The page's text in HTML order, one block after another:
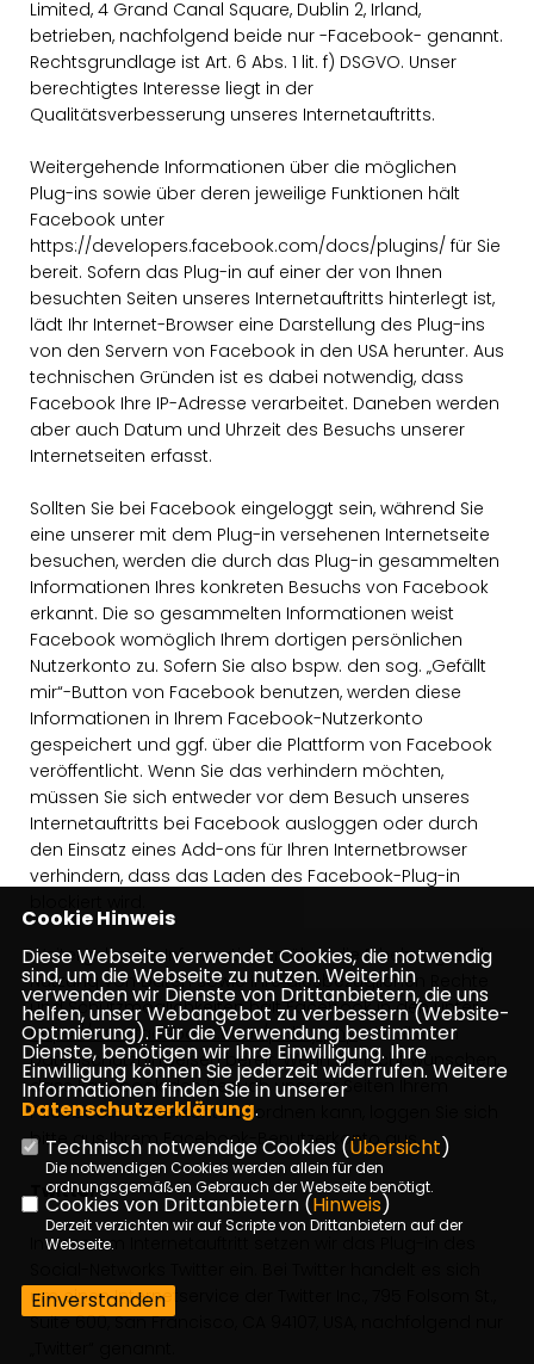
Limited, 4 Grand Canal Square, Dublin 2, Irland,
betrieben, nachfolgend beide nur -Facebook- genannt.
Rechtsgrundlage ist Art. 6 Abs. 1 lit. f) DSGVO. Unser
berechtigtes Interesse liegt in der
Qualitätsverbesserung unseres Internetauftritts.
Weitergehende Informationen über die möglichen
Plug-ins sowie über deren jeweilige Funktionen hält
Facebook unter
https://developers.facebook.com/docs/plugins/ für Sie
bereit. Sofern das Plug-in auf einer der von Ihnen
besuchten Seiten unseres Internetauftritts hinterlegt ist,
lädt Ihr Internet-Browser eine Darstellung des Plug-ins
von den Servern von Facebook in den USA herunter. Aus
technischen Gründen ist es dabei notwendig, dass
Facebook Ihre IP-Adresse verarbeitet. Daneben werden
aber auch Datum und Uhrzeit des Besuchs unserer
Internetseiten erfasst.
Sollten Sie bei Facebook eingeloggt sein, während Sie
eine unserer mit dem Plug-in versehenen Internetseite
besuchen, werden die durch das Plug-in gesammelten
Informationen Ihres konkreten Besuchs von Facebook
erkannt. Die so gesammelten Informationen weist
Facebook womöglich Ihrem dortigen persönlichen
Nutzerkonto zu. Sofern Sie also bspw. den sog. „Gefällt
mir“-Button von Facebook benutzen, werden diese
Informationen in Ihrem Facebook-Nutzerkonto
gespeichert und ggf. über die Plattform von Facebook
veröffentlicht. Wenn Sie das verhindern möchten,
müssen Sie sich entweder vor dem Besuch unseres
Internetauftritts bei Facebook ausloggen oder durch
den Einsatz eines Add-ons für Ihren Internetbrowser
verhindern, dass das Laden des Facebook-Plug-in
Weitergehende Informationen über die Erhebung und
Nutzung von Daten sowie Ihre diesbezüglichen Rechte
und Schutzmöglichkeiten hält Facebook in den unter
https://www.facebook.com/policy.phpabrufbaren
Datenschutzhinweisen bereit. Wenn Sie nicht wünschen,
dass Facebook den Besuch unserer Seiten Ihrem
Facebook- Nutzerkonto zuordnen kann, loggen Sie sich
bitte aus Ihrem Facebook-Benutzerkonto aus.
Twitter
In unserem Internetauftritt setzen wir das Plug-in des
um einen Internetservice der Twitter Inc., 795 Folsom St.,
Suite 600, San Francisco, CA 94107, USA, nachfolgend nur
Cookie Hinweis
Diese Webseite verwendet Cookies, die notwendig
sind, um die Webseite zu nutzen. Weiterhin
verwenden wir Dienste von Drittanbietern, die uns
helfen, unser Webangebot zu verbessern (Website-
Optmierung). Für die Verwendung bestimmter
Dienste, benötigen wir Ihre Einwilligung. Ihre
Einwilligung können Sie jederzeit widerrufen. Weitere
Informationen finden Sie in unserer
Datenschutzerklärung.
Technisch notwendige Cookies (Übersicht)
Die notwendigen Cookies werden allein für den
ordnungsgemäßen Gebrauch der Webseite benötigt.
Cookies von Drittanbietern (Hinweis)
Derzeit verzichten wir auf Scripte von Drittanbietern auf der
Webseite.
Einverstanden